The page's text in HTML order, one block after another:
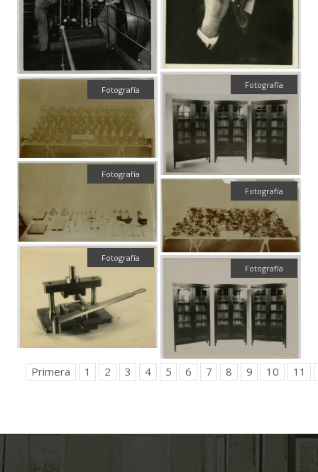
Fotografía
Fotografía
Fotografía
Fotografía
Fotografía
Fotografía
Primera 1 2 3 4 5 6 7 8 9 10 11